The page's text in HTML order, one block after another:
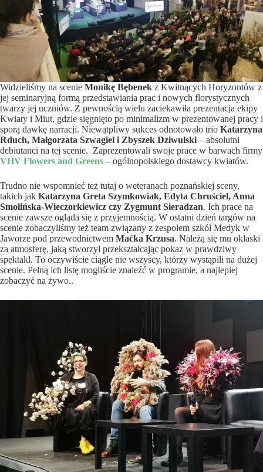
Widzieliśmy na scenie Monikę Bębenek z Kwitnących Horyzontów z
jej seminaryjną formą przedstawiania prac i nowych florystycznych
twarzy jej uczniów. Z pewnością wielu zaciekawiła prezentacja ekipy
Kwiaty i Miut, gdzie sięgnięto po minimalizm w prezentowanej pracy i
sporą dawkę narracji. Niewątpliwy sukces odnotowało trio Katarzyna
Rduch, Małgorzata Szwagiel i Zbyszek Dziwulski – absolutni
debiutanci na tej scenie. Zaprezentowali swoje prace w barwach firmy
VHV Flowers and Greens – ogólnopolskiego dostawcy kwiatów.
Trudno nie wspomnieć też tutaj o weteranach poznańskiej sceny,
takich jak Katarzyna Greta Szymkowiak, Edyta Chruściel, Anna
Smolińska-Wieczorkiewicz czy Zygmunt Sieradzan. Ich prace na
scenie zawsze ogląda się z przyjemnością. W ostatni dzień targów na
scenie zobaczyliśmy też team związany z zespołem szkół Medyk w
Jaworze pod przewodnictwem Maćka Krzusa. Należą się mu oklaski
za atmosferę, jaką stworzył przekształcając pokaz w prawdziwy
spektakl. To oczywiście ciągle nie wszyscy, którzy wystąpili na dużej
scenie. Pełną ich listę mogliście znaleźć w programie, a najlepiej
zobaczyć na żywo..